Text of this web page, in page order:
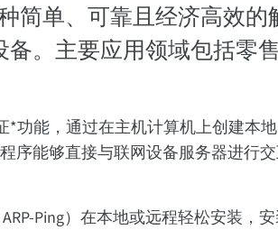
简单、可靠且经济高效
。主要应用领域包括零
功能，通过在主机计算机上创建本地
序能够直接与联网设备服务器进行
Ping）在本地或远程轻松安装，